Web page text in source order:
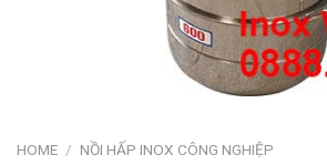
HOME / NỒI HẤP INOX CÔNG NGHIỆP